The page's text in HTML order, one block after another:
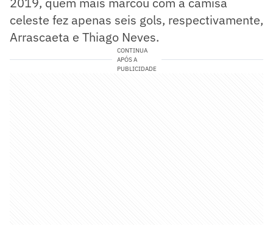
celeste fez apenas seis gols, respectivamente,
Arrascaeta e Thiago Neves.
CONTINUA
APÓS A
PUBLICIDADE